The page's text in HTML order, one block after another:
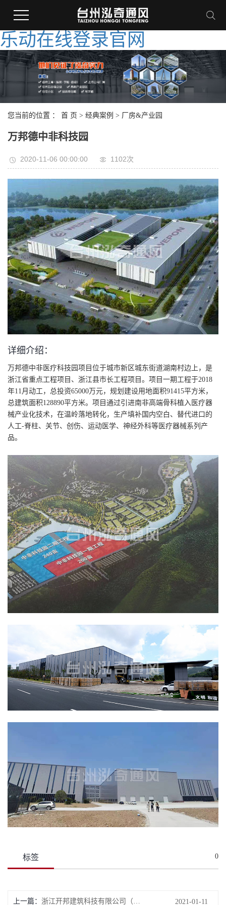
乐动在线登录官网
您当前的位置 ： 首 页 > 经典案例 > 厂房&产业园
万邦德中非科技园
2020-11-06 00:00:00 1102次
详细介绍：
万邦德中非医疗科技园项目位于城市新区城东街道湖南村边上，是
浙江省重点工程项目、浙江县市长工程项目。项目一期工程于2018
年11月动工，总投资65000万元，规划建设用地面积91415平方米，
总建筑面积128890平方米。项目通过引进南非高端骨科植入医疗器
械产业化技术，在温岭落地转化，生产填补国内空白、替代进口的
人工-脊柱、关节、创伤、运动医学、神经外科等医疗器械系列产
品。
标签 0
上一篇： 浙江开邦建筑科技有限公司（新厂房） 2021-01-11